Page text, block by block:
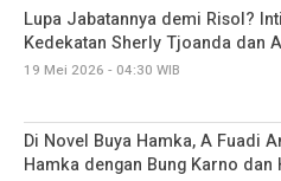
Lupa Jabatannya demi Risol?
Kedekatan Sherly Tjoanda dan
Cinere
19 Mei 2026 - 04:30 WIB
Di Novel Buya Hamka, A Fuadi
Hamka dengan Bung Karno dan